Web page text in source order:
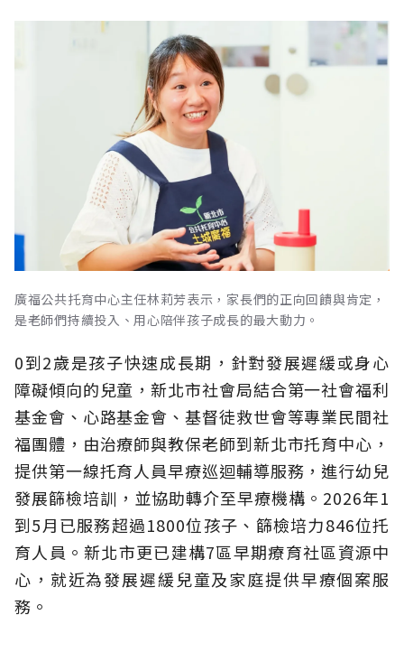
廣福公共托育中心主任林莉芳表示，家長們的正向回饋與肯定，
是老師們持續投入、用心陪伴孩子成長的最大動力。
0到2歲是孩子快速成長期，針對發展遲緩或身心
障礙傾向的兒童，新北市社會局結合第一社會福利
基金會、心路基金會、基督徒救世會等專業民間社
福團體，由治療師與教保老師到新北市托育中心，
提供第一線托育人員早療巡迴輔導服務，進行幼兒
發展篩檢培訓，並協助轉介至早療機構。2026年1
到5月已服務超過1800位孩子、篩檢培力846位托
育人員。新北市更已建構7區早期療育社區資源中
心，就近為發展遲緩兒童及家庭提供早療個案服
務。